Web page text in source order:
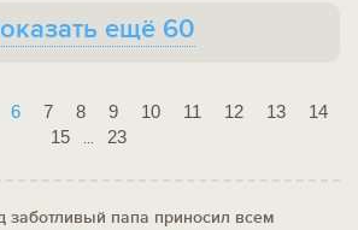
ещё 60
6 7 8 9 10 11 12 13
14
15
... 23
заботливый папа приносил всем